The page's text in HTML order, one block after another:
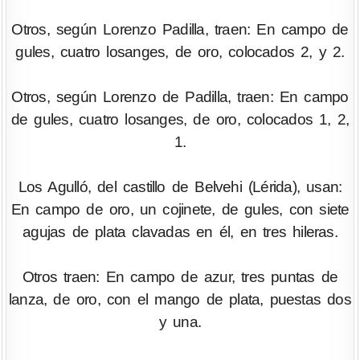
Otros, según Lorenzo Padilla, traen: En campo de
gules, cuatro losanges, de oro, colocados 2, y 2.
Otros, según Lorenzo de Padilla, traen: En campo
de gules, cuatro losanges, de oro, colocados 1, 2,
1.
Los Agulló, del castillo de Belvehi (Lérida), usan:
En campo de oro, un cojinete, de gules, con siete
agujas de plata clavadas en él, en tres hileras.
Otros traen: En campo de azur, tres puntas de
lanza, de oro, con el mango de plata, puestas dos
y una.